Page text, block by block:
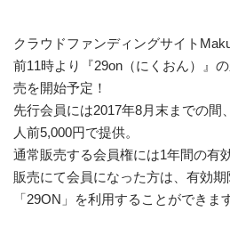
クラウドファンディングサイト
前11時より『29on（にくおん）』
売を開始予定！
先行会員には2017年8月末までの間
人前5,000円で提供。
通常販売する会員権には1年間の有
販売にて会員になった方は、有効
「29ON」を利用することができま